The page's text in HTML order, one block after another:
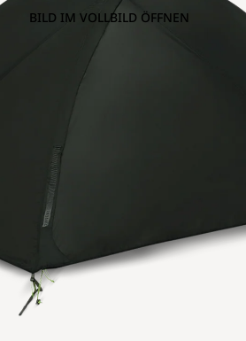
BILD IM VOLLBILD ÖFFNEN